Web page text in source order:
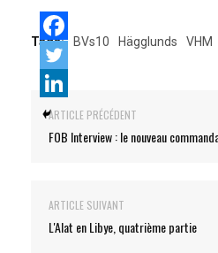
Tags: BVs10 Hägglunds VHM
ARTICLE PRÉCÉDENT
FOB Interview : le nouveau
ARTICLE SUIVANT
L'Alat en Libye, quatrième partie